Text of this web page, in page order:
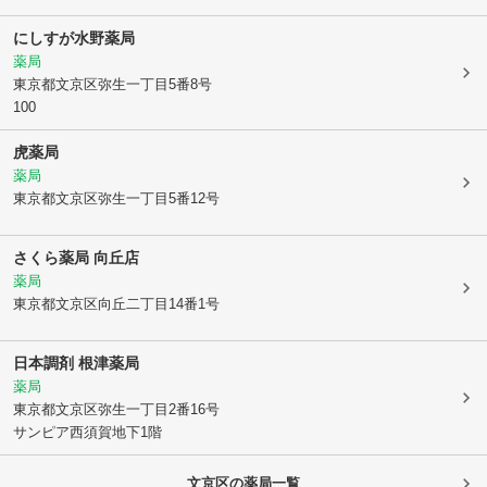
にしすが水野薬局
薬局
東京都文京区弥生一丁目5番8号
100
虎薬局
薬局
東京都文京区弥生一丁目5番12号
さくら薬局 向丘店
薬局
東京都文京区向丘二丁目14番1号
日本調剤 根津薬局
薬局
東京都文京区弥生一丁目2番16号
サンピア西須賀地下1階
文京区の薬局一覧